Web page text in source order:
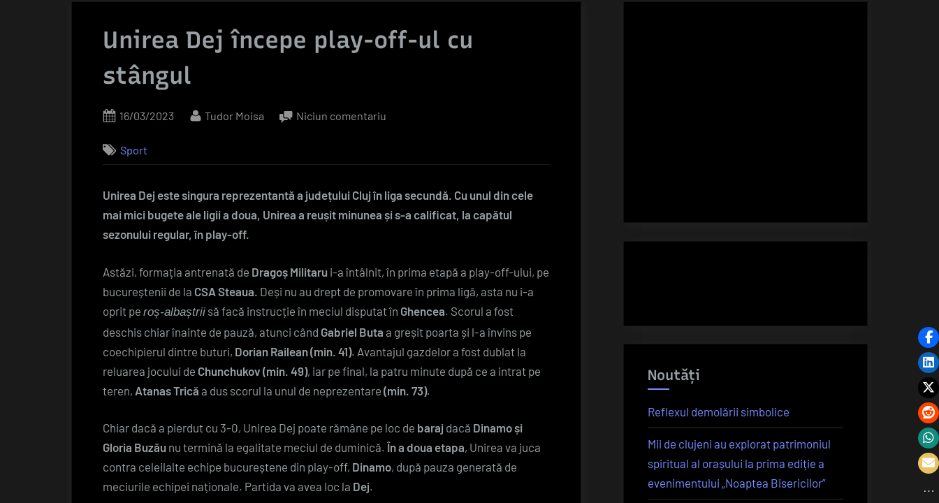
Unirea Dej începe play-off-ul cu
stângul
Posted
16/03/2023 By
Tudor Moisa Niciun comentariu
play-
off-
stângul
Sport
Unirea Dej este singura reprezentantă a județului Cluj în liga secundă. Cu unul din cele
mai mici bugete ale ligii a doua, Unirea a reușit minunea și s-a calificat, la capătul
sezonului regular, în play-off.
Astăzi, formația antrenată de Dragoș Militaru i-a întâlnit, în prima etapă a play-off-ului, pe
bucureștenii de la CSA Steaua. Deși nu au drept de promovare în prima ligă, asta nu i-a
oprit pe roș-albaștrii să facă instrucție în meciul disputat în Ghencea. Scorul a fost
deschis chiar înainte de pauză, atunci când Gabriel Buta a greșit poarta și l-a învins pe
coechipierul dintre buturi, Dorian Railean (min. 41). Avantajul gazdelor a fost dublat la
reluarea jocului de Chunchukov (min. 49), iar pe final, la patru minute după ce a intrat pe
teren, Atanas Trică a dus scorul la unul de neprezentare (min. 73).
Chiar dacă a pierdut cu 3-0, Unirea Dej poate rămâne pe loc de baraj dacă Dinamo și
Gloria Buzău nu termină la egalitate meciul de duminică. În a doua etapa, Unirea va juca
contra celeilalte echipe bucureștene din play-off, Dinamo, după pauza generată de
meciurile echipei naționale. Partida va avea loc la Dej.
Noutăți
Reflexul demolării simbolice
Mii de clujeni au explorat patrimoniul
spiritual al orașului la prima ediție a
evenimentului „Noaptea Bisericilor”